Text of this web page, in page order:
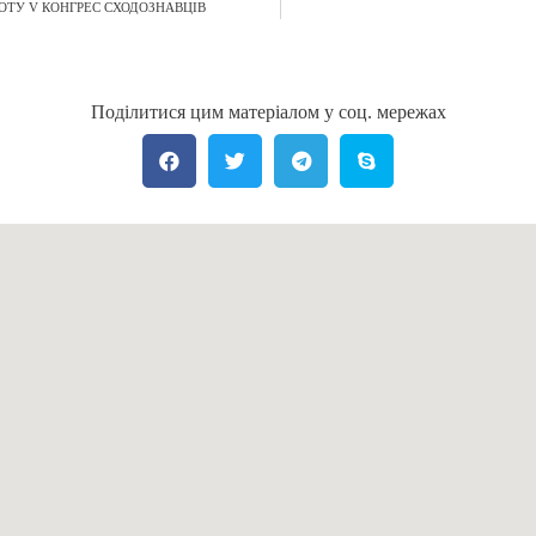
V КОНГРЕС СХОДОЗНАВЦІВ
Поділитися цим матеріалом у соц. мережах